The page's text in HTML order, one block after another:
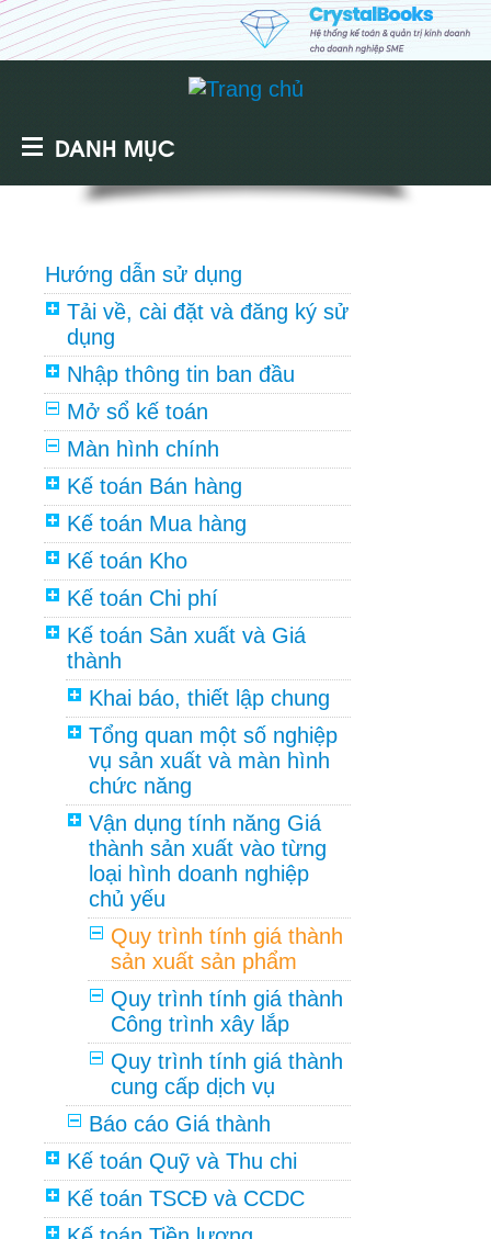
DANH MỤC
Hướng dẫn sử dụng
Tải về, cài đặt và đăng ký sử
dụng
Nhập thông tin ban đầu
Mở sổ kế toán
Màn hình chính
Kế toán Bán hàng
Kế toán Mua hàng
Kế toán Kho
Kế toán Chi phí
Kế toán Sản xuất và Giá
thành
Khai báo, thiết lập chung
Tổng quan một số nghiệp
vụ sản xuất và màn hình
chức năng
Vận dụng tính năng Giá
thành sản xuất vào từng
loại hình doanh nghiệp
chủ yếu
Quy trình tính giá thành
sản xuất sản phẩm
Quy trình tính giá thành
Công trình xây lắp
Quy trình tính giá thành
cung cấp dịch vụ
Báo cáo Giá thành
Kế toán Quỹ và Thu chi
Kế toán TSCĐ và CCDC